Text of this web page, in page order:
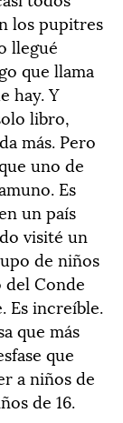
los pupitres
llegué
que llama
hay. Y
libro,
más. Pero
uno de
Es
un país
visité un
de niños
Conde
Es increíble.
que más
que
a niños de
de 16.